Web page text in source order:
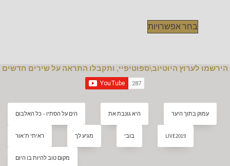
בחר אפשרויות
הירשמו לערוץ היוטיוב\ספוטיפיי, ותקבלו התראה על שירים חדשים
הים על הסתיו – כל האלבום היא גונבת את עמוק בתוך היער
ראיתי ת’אור מגיע לך בובי LIVE2019
מקום טוב להיות בו היום